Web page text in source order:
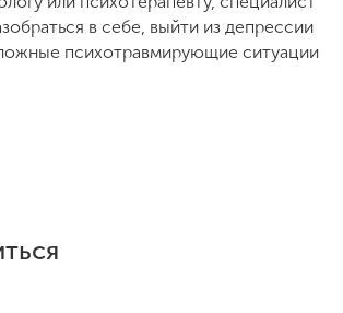
в себе, выйти из депрессии
психотравмирующие ситуации